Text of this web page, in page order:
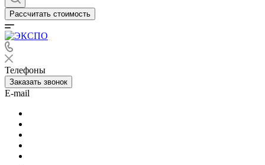
Рассчитать стоимость
Телефоны
Заказать звонок
E-mail